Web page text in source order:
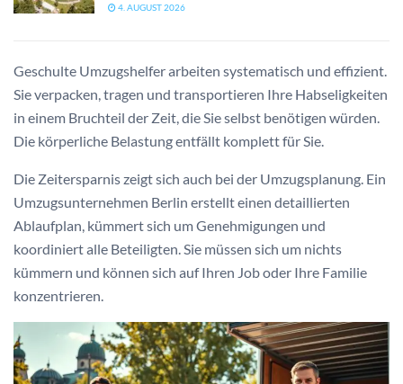
4. AUGUST 2026
Geschulte Umzugshelfer arbeiten systematisch und effizient.
Sie verpacken, tragen und transportieren Ihre Habseligkeiten
in einem Bruchteil der Zeit, die Sie selbst benötigen würden.
Die körperliche Belastung entfällt komplett für Sie.
Die Zeitersparnis zeigt sich auch bei der Umzugsplanung. Ein
Umzugsunternehmen Berlin erstellt einen detaillierten
Ablaufplan, kümmert sich um Genehmigungen und
koordiniert alle Beteiligten. Sie müssen sich um nichts
kümmern und können sich auf Ihren Job oder Ihre Familie
konzentrieren.